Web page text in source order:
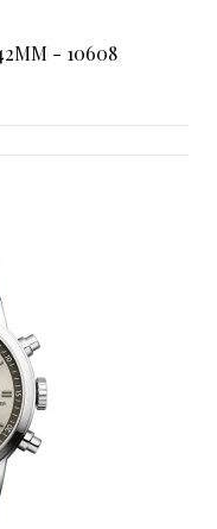
- 10608